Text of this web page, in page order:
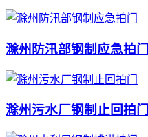
滁州防汛部钢制应急拍门
滁州污水厂钢制止回拍门